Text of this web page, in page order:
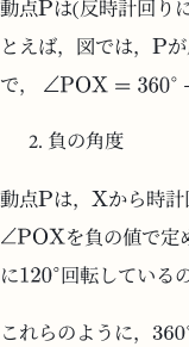
動点
は(反時計回り
とえば，図では，
で，
負の角度
動点 は，
から時計
を負の値で定
に
回転している
これらのように，